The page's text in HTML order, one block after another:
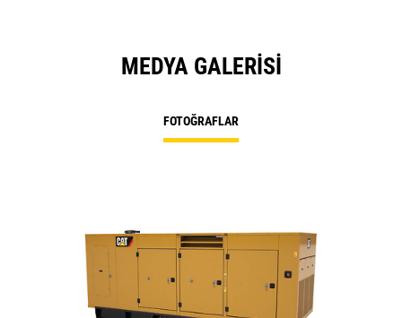
MEDYA GALERISI
FOTOĞRAFLAR